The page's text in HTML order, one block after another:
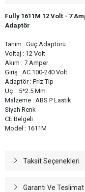
Fully 1611M 12 Volt - 7
Adaptör
Tanım : Güç Adaptörü
Voltaj : 12 Volt
Akım : 7 Amper
Giriş : AC 100-240 Volt
Adaptör : Priz Tip
Uç : .5*2.5 Mm
Malzeme : ABS P Lastik
Siyah Renk
CE Belgeli
Model : 1611M
Taksit Seçenekleri
Garanti Ve Teslimat